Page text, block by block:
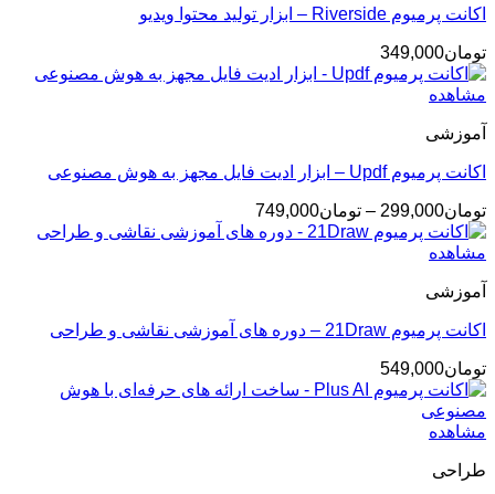
اکانت پرمیوم Riverside – ابزار تولید محتوا ویدیو
تومان349,000
مشاهده
آموزشی
اکانت پرمیوم Updf – ابزار ادیت فایل مجهز به هوش مصنوعی
تومان299,000
– تومان749,000محدوده
قیمت:
مشاهده
آموزشی
اکانت پرمیوم 21Draw – دوره های آموزشی نقاشی و طراحی
تومان549,000
مشاهده
طراحی